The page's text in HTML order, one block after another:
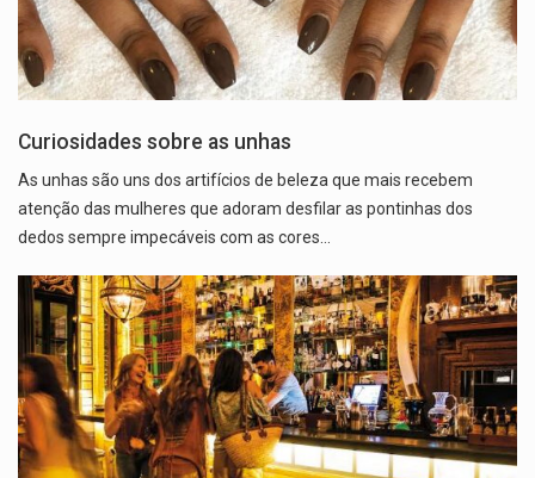
Curiosidades sobre as unhas
As unhas são uns dos artifícios de beleza que mais recebem
atenção das mulheres que adoram desfilar as pontinhas dos
dedos sempre impecáveis com as cores…